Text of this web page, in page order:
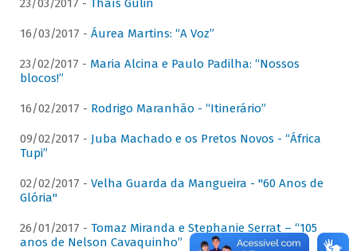
23/03/2017 - Thaís Gulin
16/03/2017 - Áurea Martins: “A Voz”
23/02/2017 - Maria Alcina e Paulo Padilha: “Nossos
blocos!”
16/02/2017 - Rodrigo Maranhão - “Itinerário”
09/02/2017 - Juba Machado e os Pretos Novos - “África
Tupi”
02/02/2017 - Velha Guarda da Mangueira - "60 Anos de
Glória"
26/01/2017 - Tomaz Miranda e Stephanie Serrat – “105
anos de Nelson Cavaquinho”